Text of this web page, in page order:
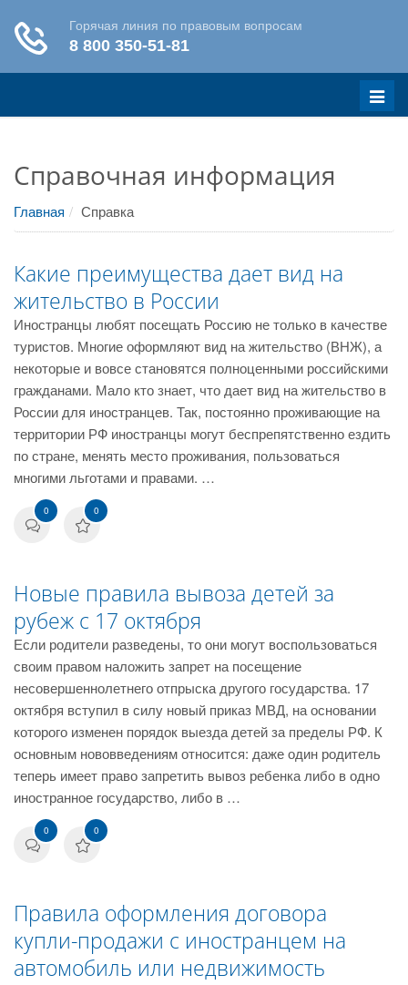
Меню
Справочная информация
Главная Справка
Какие преимущества дает вид на
жительство в России
Иностранцы любят посещать Россию не только в качестве
туристов. Многие оформляют вид на жительство (ВНЖ), а
некоторые и вовсе становятся полноценными российскими
гражданами. Мало кто знает, что дает вид на жительство в
России для иностранцев. Так, постоянно проживающие на
территории РФ иностранцы могут беспрепятственно ездить
по стране, менять место проживания, пользоваться
многими льготами и правами. …
0 0
Новые правила вывоза детей за
рубеж с 17 октября
Если родители разведены, то они могут воспользоваться
своим правом наложить запрет на посещение
несовершеннолетнего отпрыска другого государства. 17
октября вступил в силу новый приказ МВД, на основании
которого изменен порядок выезда детей за пределы РФ. К
основным нововведениям относится: даже один родитель
теперь имеет право запретить вывоз ребенка либо в одно
иностранное государство, либо в …
0 0
Правила оформления договора
купли-продажи с иностранцем на
автомобиль или недвижимость